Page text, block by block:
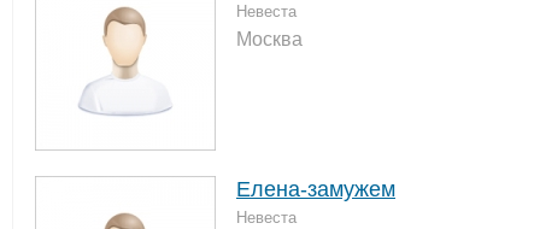
Невеста
Москва
Елена-замужем
Невеста